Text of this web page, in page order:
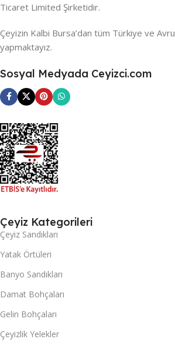
Ticaret Limited Şirketidir.
Çeyizin Kalbi Bursa’dan tüm Türkiye ve
yapmaktayız.
Sosyal Medyada Ceyizci.com
Çeyiz Kategorileri
Çeyiz Sandıkları
Yatak Örtüleri
Banyo Sandıkları
Damat Bohçaları
Gelin Bohçaları
Çeyizlik Yelekler